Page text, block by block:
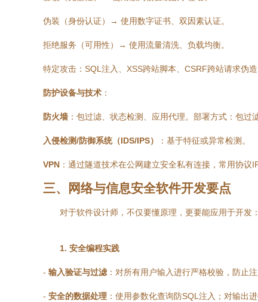
伪装（身份认证）→ 使用数字证书、双因素认证。
拒绝服务（可用性）→ 使用流量清洗、负载均衡。
特定攻击：SQL注入、XSS跨站脚本、CSRF跨站请求伪造
防护设备与技术 ：
防火墙 ：包过滤、状态检测、应用代理。部署方式：包过
入侵检测/防御系统（IDS/IPS） ：基于特征或异常检测。
VPN ：通过隧道技术在公网建立安全私有连接，常用协议
三、网络与信息安全软件开发要点
对于软件设计师，不仅要懂原理，更要能应用于开发：
1. 安全编程实践
- 输入验证与过滤 ：对所有用户输入进行严格校验，防止注
- 安全的数据处理 ：使用参数化查询防SQL注入；对输出进